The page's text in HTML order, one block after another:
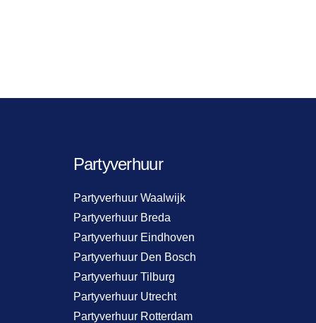
Partyverhuur
Partyverhuur Waalwijk
Partyverhuur Breda
Partyverhuur Eindhoven
Partyverhuur Den Bosch
Partyverhuur Tilburg
Partyverhuur Utrecht
Partyverhuur Rotterdam